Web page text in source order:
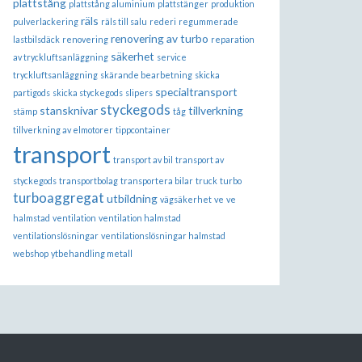
plattstång plattstång aluminium plattstänger produktion
pulverlackering räls räls till salu rederi regummerade
lastbilsdäck renovering renovering av turbo reparation
av tryckluftsanläggning säkerhet service
tryckluftsanläggning skärande bearbetning skicka
partigods skicka styckegods slipers specialtransport
stämp stansknivar styckegods tåg tillverkning
tillverkning av elmotorer tippcontainer
transport transport av bil transport av
styckegods transportbolag transportera bilar truck turbo
turboaggregat utbildning vägsäkerhet ve ve
halmstad ventilation ventilation halmstad
ventilationslösningar ventilationslösningar halmstad
webshop ytbehandling metall